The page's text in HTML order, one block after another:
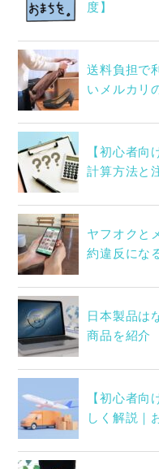
度】
送料負担で
いメルカリ
【初心者向
計算方法と
ヤフオクと
約違反にな
日本製品は
商品を紹介
【初心者向
しく解説｜